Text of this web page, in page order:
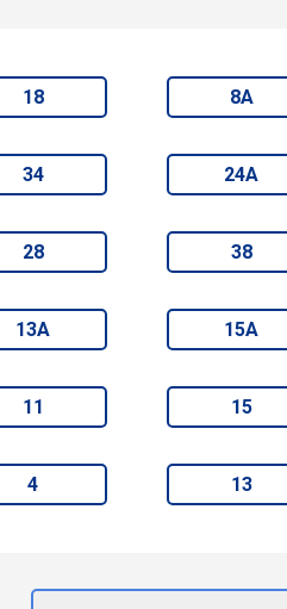
18 8А
34 24А
28 38
13А 15А
11 15
4 13